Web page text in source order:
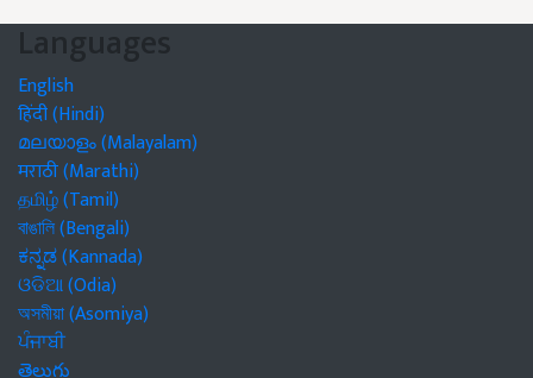
Languages
English
हिंदी (Hindi)
മലയാളം (Malayalam)
मराठी (Marathi)
தமிழ் (Tamil)
বাঙালি (Bengali)
ಕನ್ನಡ (Kannada)
ଓଡିଆ (Odia)
অসমীয়া (Asomiya)
ਪੰਜਾਬੀ
తెలుగు